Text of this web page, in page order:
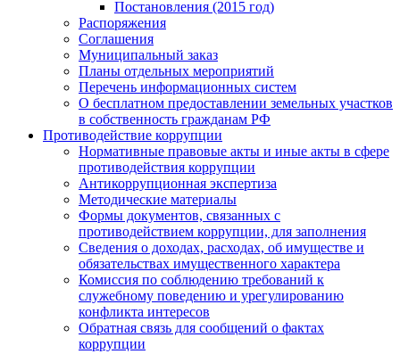
Постановления (2015 год)
Распоряжения
Соглашения
Муниципальный заказ
Планы отдельных мероприятий
Перечень информационных систем
О бесплатном предоставлении земельных участков
в собственность гражданам РФ
Противодействие коррупции
Нормативные правовые акты и иные акты в сфере
противодействия коррупции
Антикоррупционная экспертиза
Методические материалы
Формы документов, связанных с
противодействием коррупции, для заполнения
Сведения о доходах, расходах, об имуществе и
обязательствах имущественного характера
Комиссия по соблюдению требований к
служебному поведению и урегулированию
конфликта интересов
Обратная связь для сообщений о фактах
коррупции